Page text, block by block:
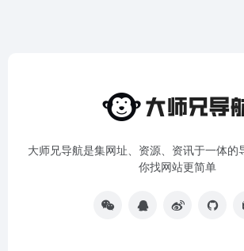
大师兄导航是集网址、资源、资讯于一体的
你找网站更简单